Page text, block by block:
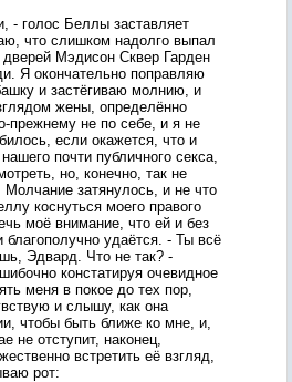
- голос Беллы заставляет
что слишком надолго выпал
дверей Мэдисон Сквер Гарден
Я окончательно поправляю
и застёгиваю молнию, и
жены, определённо
не по себе, и я не
если окажется, что и
почти публичного секса,
но, конечно, так не
затянулось, и не что
коснуться моего правого
моё внимание, что ей и без
благополучно удаётся. - Ты всё
Эдвард. Что не так? -
констатируя очевидное
меня в покое до тех пор,
и слышу, как она
чтобы быть ближе ко мне, и,
не отступит, наконец,
встретить её взгляд,
рот: